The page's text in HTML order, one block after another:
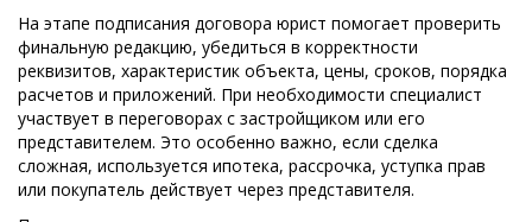
На этапе подписания договора юрист помогает проверить
финальную редакцию, убедиться в корректности
реквизитов, характеристик объекта, цены, сроков, порядка
расчетов и приложений. При необходимости специалист
участвует в переговорах с застройщиком или его
представителем. Это особенно важно, если сделка
сложная, используется ипотека, рассрочка, уступка прав
или покупатель действует через представителя.